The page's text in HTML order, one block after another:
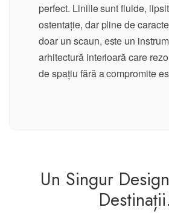
perfect. Liniile sunt fluide,
ostentație, dar pline de
doar un scaun, este un
arhitectură interioară care
de spațiu fără a compromite
Un Singur
Destinații.